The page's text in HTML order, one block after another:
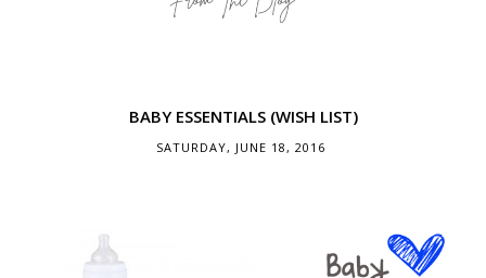
BABY ESSENTIALS (WISH LIST)
SATURDAY, JUNE 18, 2016